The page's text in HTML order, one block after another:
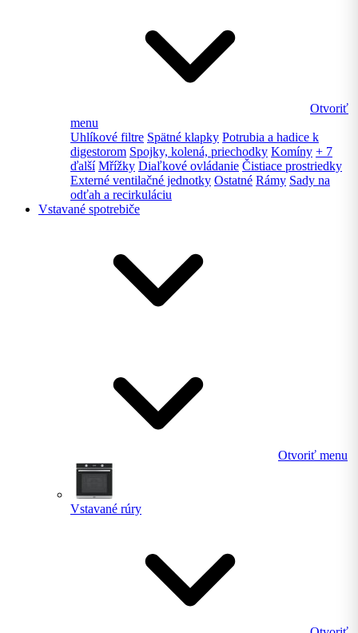
Otvoriť
menu
Uhlíkové filtre Spätné klapky Potrubia a hadice k
digestorom Spojky, kolená, priechodky Komíny + 7
ďalší Mřížky Diaľkové ovládanie Čistiace prostriedky
Externé ventilačné jednotky Ostatné Rámy Sady na
odťah a recirkuláciu
Vstavané spotrebiče
Otvoriť menu
Vstavané rúry